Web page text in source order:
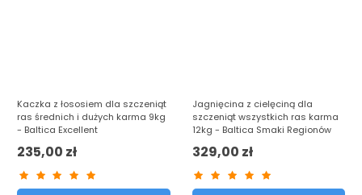
Kaczka z łososiem dla szczeniąt
ras średnich i dużych karma 9kg
- Baltica Excellent
235,00 zł
Jagnięcina z cielęciną dla
szczeniąt wszystkich ras karma
12kg - Baltica Smaki Regionów
329,00 zł